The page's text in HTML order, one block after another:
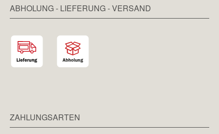
ABHOLUNG - LIEFERUNG - VERSAND
ZAHLUNGSARTEN